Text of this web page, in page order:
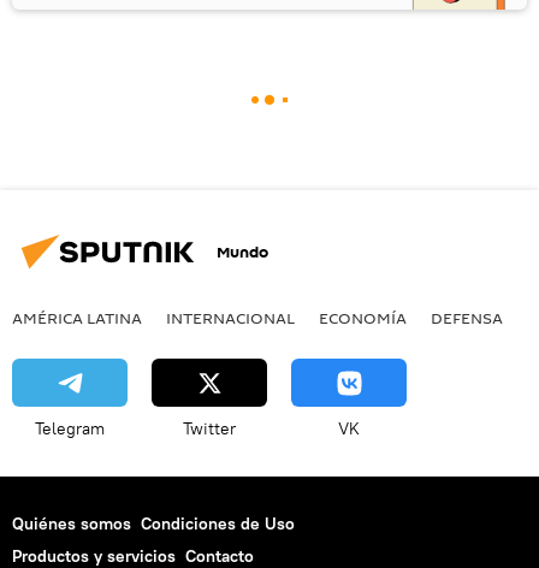
Mundo
AMÉRICA LATINA INTERNACIONAL ECONOMÍA DEFENSA
Telegram Twitter VK
Quiénes somos Condiciones de Uso
Productos y servicios Contacto